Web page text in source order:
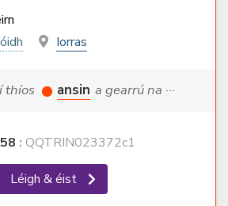
Iorras
thíos ansin a gearrú na ···
: QQTRIN023372c1
Léigh & éist